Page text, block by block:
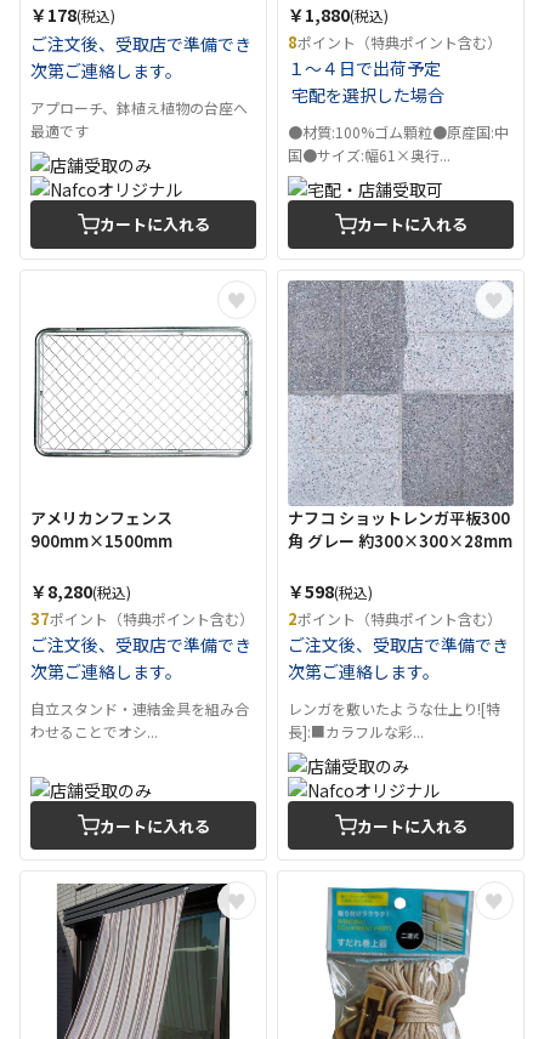
￥178(税込)
ご注文後、受取店で準備でき
次第ご連絡します。
アプローチ、鉢植え植物の台座へ
最適です
カートに入れる
￥1,880(税込)
8ポイント（特典ポイント含む）
１～４日で出荷予定
宅配を選択した場合
●材質:100%ゴム顆粒●原産国:中
国●サイズ:幅61×奥行...
カートに入れる
アメリカンフェンス
900mm×1500mm
￥8,280(税込)
37ポイント（特典ポイント含む）
ご注文後、受取店で準備でき
次第ご連絡します。
自立スタンド・連結金具を組み合
わせることでオシ...
カートに入れる
ナフコ ショットレンガ平板300
角 グレー 約300×300×28mm
￥598(税込)
2ポイント（特典ポイント含む）
ご注文後、受取店で準備でき
次第ご連絡します。
レンガを敷いたような仕上り![特
長]:■カラフルな彩...
カートに入れる